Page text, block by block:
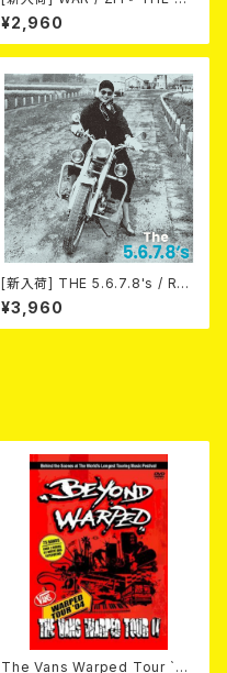
CK( 12") 』
¥2,960
[新入荷] THE 5.6.7.8's / Run
Run Run(LTD.500 2nd PRE
SS) (LP)
¥3,960
The Vans Warped Tour `04